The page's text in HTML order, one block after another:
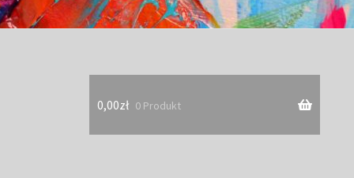
0,00zł 0 Produkt